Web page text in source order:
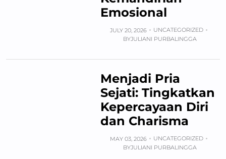
Emosional
JULY 20, 2026
UNCATEGORIZED
BYJULIANI PURBALINGGA
Menjadi Pria
Sejati: Tingkatkan
Kepercayaan Diri
dan Charisma
MAY 03, 2026
UNCATEGORIZED
BYJULIANI PURBALINGGA